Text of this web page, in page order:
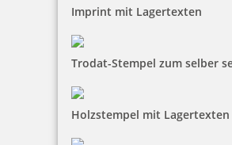
Imprint mit Lagertexten
Trodat-Stempel zum selber
Holzstempel mit Lagertexten